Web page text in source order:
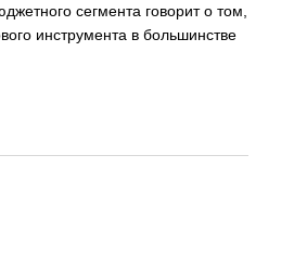
сегмента говорит о том,
инструмента в большинстве